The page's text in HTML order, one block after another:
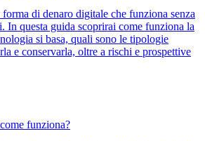
di denaro digitale che funziona senza
In questa guida scoprirai come funziona la
si basa, quali sono le tipologie
e conservarla, oltre a rischi e prospettive
funziona?